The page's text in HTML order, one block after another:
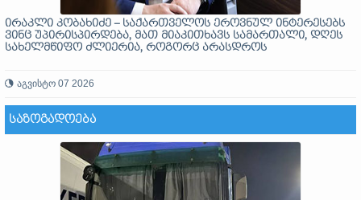
ირაკლი კობახიძე – საქართველოს ეროვნულ ინტერესებს
ვინც უპირისპირდება, მათ მიაკითხავს სამართალი, დღეს
სახელმწიფო ძლიერია, როგორც არასდროს
აგვისტო 07 2026
ᲡᲐᲖᲝᲒᲐᲓᲝᲔᲑᲐ